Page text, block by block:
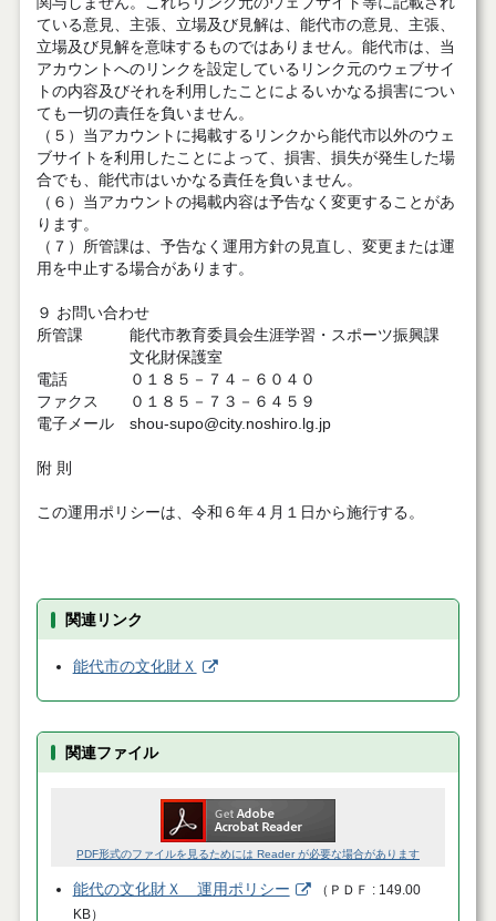
ている意見、主張、立場及び見解は、能代市の意見、主張、
立場及び見解を意味するものではありません。能代市は、当
アカウントへのリンクを設定しているリンク元のウェブサイ
トの内容及びそれを利用したことによるいかなる損害につい
ても一切の責任を負いません。
（５）当アカウントに掲載するリンクから能代市以外のウェ
ブサイトを利用したことによって、損害、損失が発生した場
合でも、能代市はいかなる責任を負いません。
（６）当アカウントの掲載内容は予告なく変更することがあ
ります。
（７）所管課は、予告なく運用方針の見直し、変更または運
用を中止する場合があります。
９ お問い合わせ
所管課 能代市教育委員会生涯学習・スポーツ振興課
文化財保護室
電話 ０１８５－７４－６０４０
ファクス ０１８５－７３－６４５９
電子メール shou-supo@city.noshiro.lg.jp
附 則
この運用ポリシーは、令和６年４月１日から施行する。
関連リンク
能代市の文化財Ｘ
関連ファイル
PDF形式のファイルを見るためには Reader が必要な場合があります
能代の文化財Ｘ 運用ポリシー （ ＰＤＦ
149.00
KB）